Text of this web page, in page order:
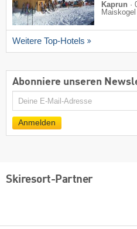
Kaprun ·
Weitere Top-Hotels
Abonniere unseren
E-
Anmelden
Skiresort-Partner